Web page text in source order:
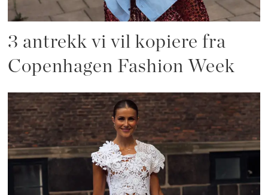
3 antrekk vi vil kopiere fra
Copenhagen Fashion Week